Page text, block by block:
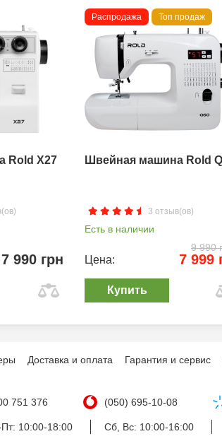
Rold X27
7 990 грн
Распродажа Топ продаж
Швейная машина Rold
3 отзыв(ов)
Есть в наличии
9 990
Цена: 7 999
Купить
Доставка и оплата Гарантия и сервис
751 376 (050) 695-10-08
10:00-18:00 Сб, Вс: 10:00-16:00